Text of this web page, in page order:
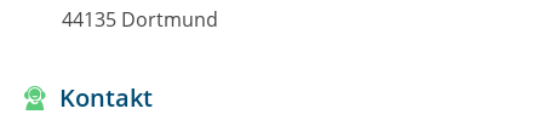
44135 Dortmund
Kontakt